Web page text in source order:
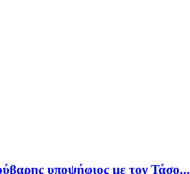
υποψήφιος με τον Τάσο...